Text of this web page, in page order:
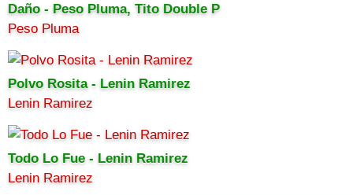
Daño - Peso Pluma, Tito Double P
Peso Pluma
Polvo Rosita - Lenin Ramirez
Lenin Ramirez
Todo Lo Fue - Lenin Ramirez
Lenin Ramirez